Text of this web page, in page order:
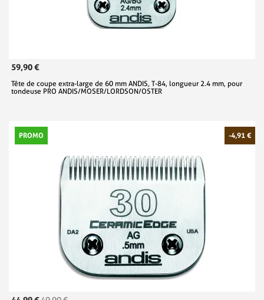
59,90 €
Tête de coupe extra-large de 60 mm ANDIS, T-84, longueur 2.4 mm, pour
tondeuse PRO ANDIS/MOSER/LORDSON/OSTER
PROMO -4,91 €